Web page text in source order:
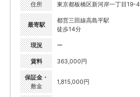
住所 東京都板橋区新河岸一丁目19-4
最寄駅
都営三田線高島平駅
徒歩14分
現況 ー
賃料 363,000円
保証金・
敷金
1,815,000円